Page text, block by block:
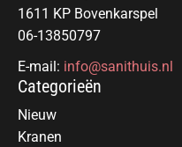
1611 KP Bovenkarspel
06-13850797
E-mail: info@sanithuis.nl
Categorieën
Nieuw
Kranen